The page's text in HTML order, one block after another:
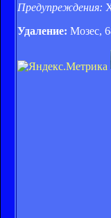
Предупреждения:
Удаление: Мозес,